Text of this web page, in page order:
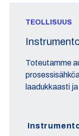
TEOLLISUUS
Toteutamme
laadukkaasti